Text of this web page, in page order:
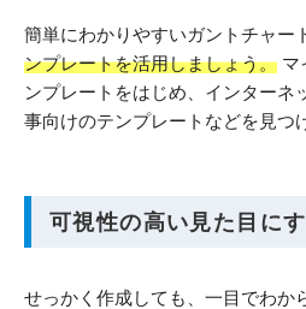
簡単にわかりやすいガントチャー
ンプレートを活用しましょう。 マ
ンプレートをはじめ、インターネ
事向けのテンプレートなどを見つ
可視性の高い見た目に
せっかく作成しても、一目でわか